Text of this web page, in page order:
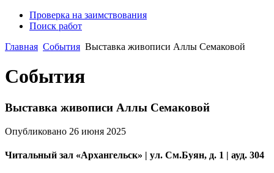
Проверка на заимствования
Поиск работ
Главная События Выставка живописи Аллы Семаковой
События
Выставка живописи Аллы Семаковой
Опубликовано 26 июня 2025
Читальный зал «Архангельск» | ул. См.Буян, д. 1 | ауд. 304